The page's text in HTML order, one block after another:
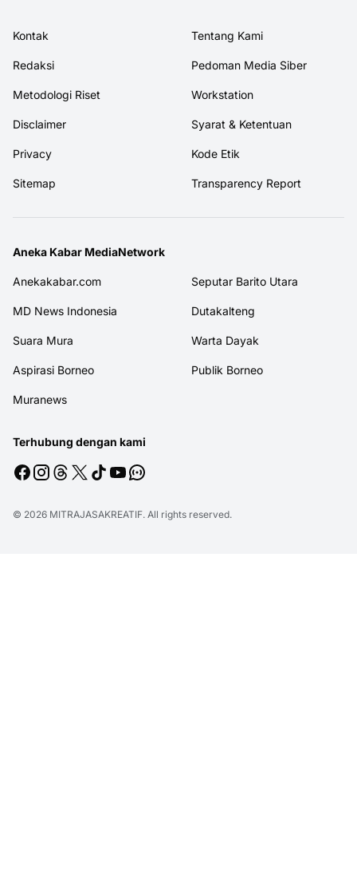
Kontak Tentang Kami
Redaksi Pedoman Media Siber
Metodologi Riset Workstation
Disclaimer Syarat & Ketentuan
Privacy Kode Etik
Sitemap Transparency Report
Aneka Kabar MediaNetwork
Anekakabar.com Seputar Barito Utara
MD News Indonesia Dutakalteng
Suara Mura Warta Dayak
Aspirasi Borneo Publik Borneo
Muranews
Terhubung dengan kami
© 2026 MITRAJASAKREATIF. All rights reserved.